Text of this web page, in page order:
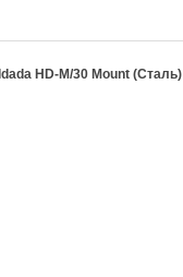
HD-M/30 Mount (Сталь)